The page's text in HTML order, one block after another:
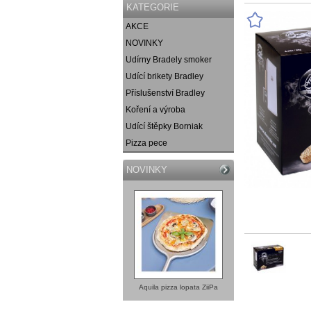
KATEGORIE
AKCE
NOVINKY
Udírny Bradely smoker
Udící brikety Bradley
Příslušenství Bradley
Koření a výroba
Udící štěpky Borniak
Pizza pece
NOVINKY
Aquila pizza lopata ZiiPa